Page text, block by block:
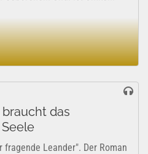
das
Leander". Der Roman